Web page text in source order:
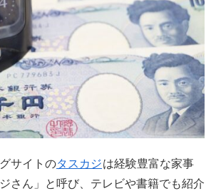
サイトのタスカジは経験豊富な家事
さん」と呼び、テレビや書籍でも紹介